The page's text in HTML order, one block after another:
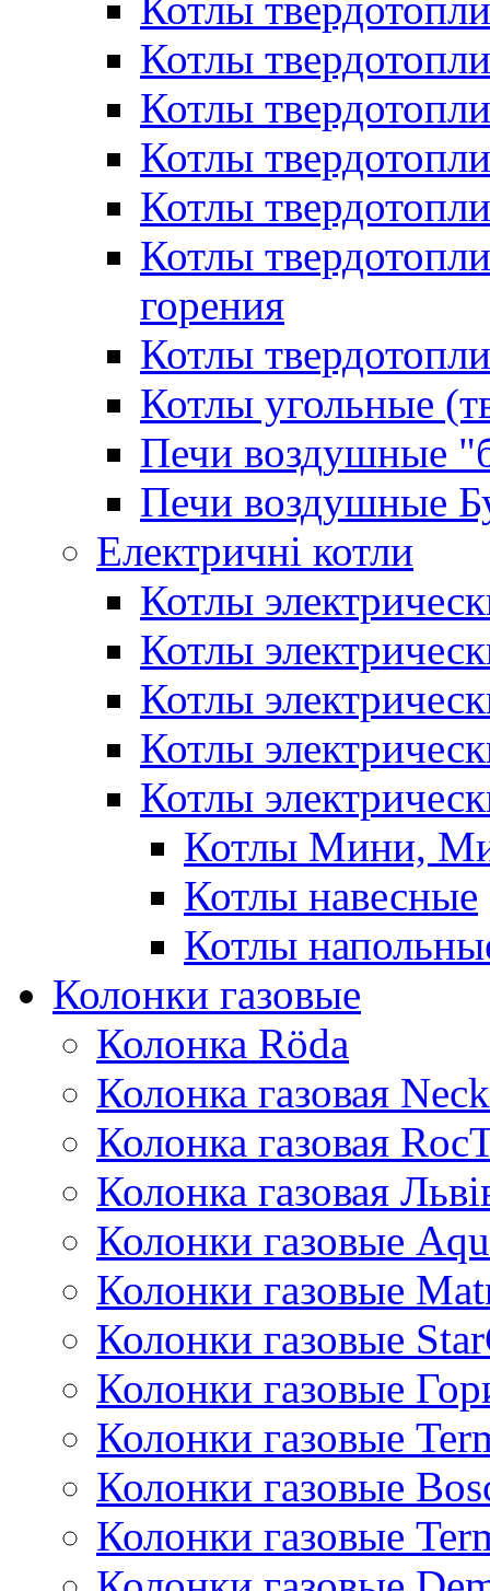
Котлы
Котлы
Котлы
Котлы
Котлы
горения
Котлы
Котлы угольные
Печи воздушные
Печи воздушные
Електричні котли
Котлы
Котлы
Котлы
Котлы
Котлы
Котлы Мини,
Котлы навесные
Котлы
Колонки газовые
Колонка Rӧda
Колонка газовая
Колонка газовая
Колонка газовая
Колонки газовые
Колонки газовые
Колонки газовые
Колонки газовые
Колонки газовые
Колонки газовые
Колонки газовые